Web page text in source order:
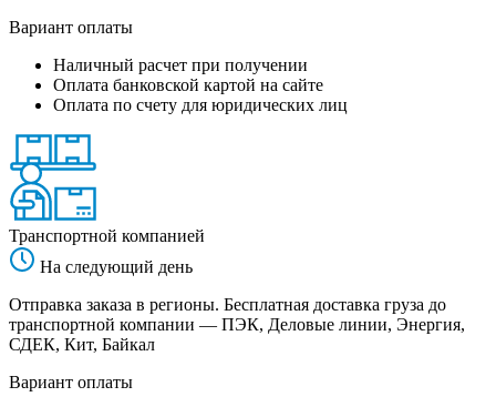
Вариант оплаты
Наличный расчет при получении
Оплата банковской картой на сайте
Оплата по счету для юридических лиц
Транспортной компанией
На следующий день
Отправка заказа в регионы. Бесплатная доставка груза до
транспортной компании — ПЭК, Деловые линии, Энергия,
СДЕК, Кит, Байкал
Вариант оплаты